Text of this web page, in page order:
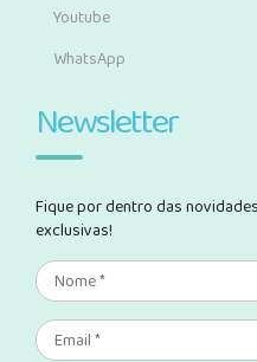
Youtube
WhatsApp
Newsletter
Fique por dentro das
exclusivas!